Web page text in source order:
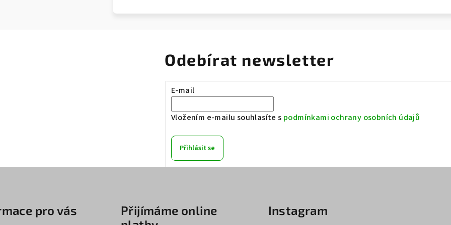
Odebírat newsletter
E-mail
Vložením e-mailu souhlasíte s podmínkami ochrany osobních údajů
Přihlásit se
pro vás
Přijímáme online
Instagram